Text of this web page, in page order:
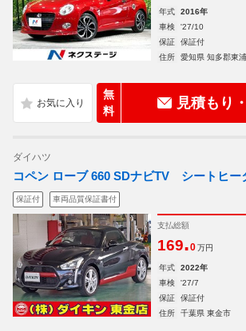
年式 2016年
車検
'27/10
保証
保証付
住所
愛知県 知多郡東
無
料
見積もり
ダイハツ
コペン ローブ 660 SDナビTV シートヒ
保証付 車両品質保証書付
支払総額
169.0 万円
年式 2022年
車検
'27/7
保証
保証付
住所
千葉県 東金市